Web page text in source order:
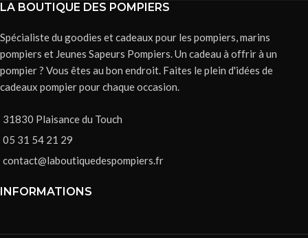
LA BOUTIQUE DES POMPIERS
Spécialiste du goodies et cadeaux pour les pompiers, marins
pompiers et Jeunes Sapeurs Pompiers. Un cadeau à offrir à un
pompier ? Vous êtes au bon endroit. Faites le plein d'idées de
cadeaux pompier pour chaque occasion.
31830 Plaisance du Touch
05 31 54 21 29
contact@laboutiquedespompiers.fr
INFORMATIONS